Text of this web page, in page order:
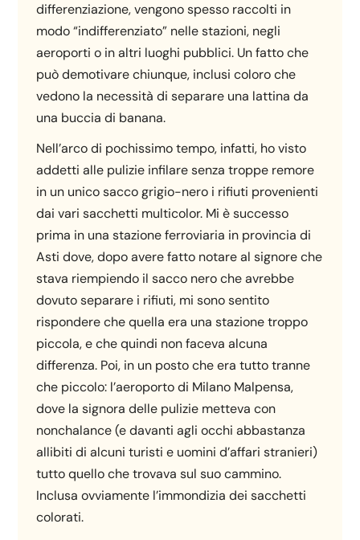
differenziazione, vengono spesso raccolti in
modo “indifferenziato” nelle stazioni, negli
aeroporti o in altri luoghi pubblici. Un fatto che
può demotivare chiunque, inclusi coloro che
vedono la necessità di separare una lattina da
una buccia di banana.
Nell’arco di pochissimo tempo, infatti, ho visto
addetti alle pulizie infilare senza troppe remore
in un unico sacco grigio-nero i rifiuti provenienti
dai vari sacchetti multicolor. Mi è successo
prima in una stazione ferroviaria in provincia di
Asti dove, dopo avere fatto notare al signore che
stava riempiendo il sacco nero che avrebbe
dovuto separare i rifiuti, mi sono sentito
rispondere che quella era una stazione troppo
piccola, e che quindi non faceva alcuna
differenza. Poi, in un posto che era tutto tranne
che piccolo: l’aeroporto di Milano Malpensa,
dove la signora delle pulizie metteva con
nonchalance (e davanti agli occhi abbastanza
allibiti di alcuni turisti e uomini d’affari stranieri)
tutto quello che trovava sul suo cammino.
Inclusa ovviamente l’immondizia dei sacchetti
colorati.